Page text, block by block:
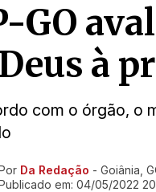
GO
à
com o órgão, o
matéria
Da Redação - Goiânia,
em: 04/05/2022